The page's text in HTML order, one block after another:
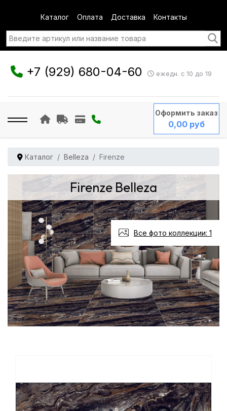
Каталог Оплата Доставка Контакты
+7 (929) 680-04-60 ежедн. с 10 до 19
Оформить заказ
0,00 руб
Каталог Belleza Firenze
Firenze Belleza
Все фото коллекции: 1